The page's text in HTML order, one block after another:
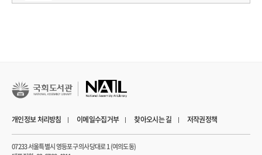
개인정보 처리방침 이메일수집거부 찾아오시는 길 저작권정책
07233 서울특별시 영등포구 의사당대로 1 (여의도동)